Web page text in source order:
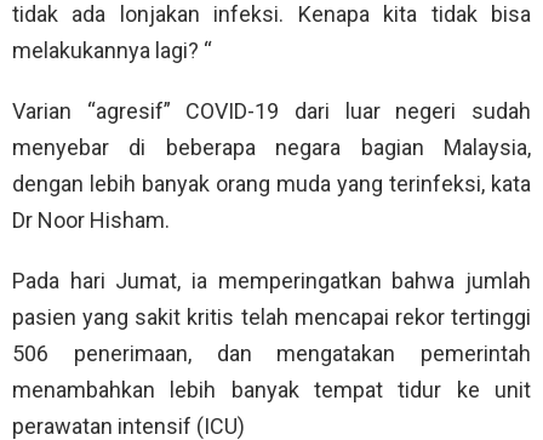
tidak ada lonjakan infeksi. Kenapa kita tidak bisa
melakukannya lagi? “
Varian “agresif” COVID-19 dari luar negeri sudah
menyebar di beberapa negara bagian Malaysia,
dengan lebih banyak orang muda yang terinfeksi, kata
Dr Noor Hisham.
Pada hari Jumat, ia memperingatkan bahwa jumlah
pasien yang sakit kritis telah mencapai rekor tertinggi
506 penerimaan, dan mengatakan pemerintah
menambahkan lebih banyak tempat tidur ke unit
perawatan intensif (ICU)